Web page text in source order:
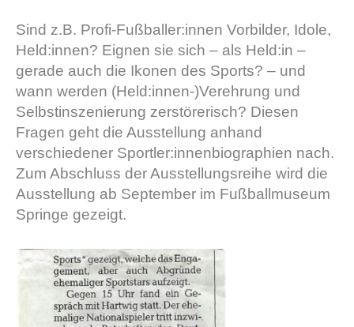
Sind z.B. Profi-Fußballer:innen Vorbilder, Idole,
Held:innen? Eignen sie sich – als Held:in –
gerade auch die Ikonen des Sports? – und
wann werden (Held:innen-)Verehrung und
Selbstinszenierung zerstörerisch? Diesen
Fragen geht die Ausstellung anhand
verschiedener Sportler:innenbiographien nach.
Zum Abschluss der Ausstellungsreihe wird die
Ausstellung ab September im Fußballmuseum
Springe gezeigt.